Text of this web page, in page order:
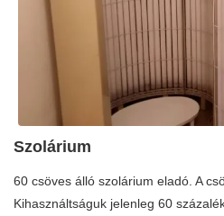
Szolárium
60 csöves álló szolárium eladó. A
Kihasználtságuk jelenleg 60